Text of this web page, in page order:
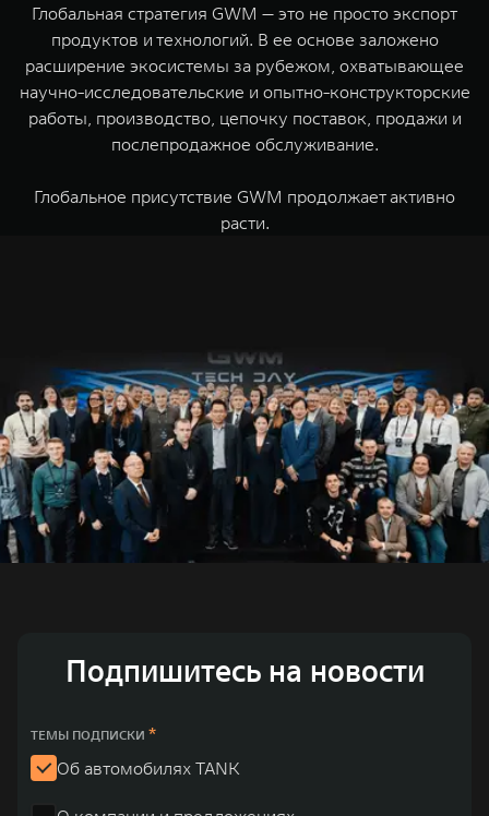
Глобальная стратегия GWM — это не просто экспорт
продуктов и технологий. В ее основе заложено
расширение экосистемы за рубежом, охватывающее
научно-исследовательские и опытно-конструкторские
работы, производство, цепочку поставок, продажи и
послепродажное обслуживание.
Глобальное присутствие GWM продолжает активно
расти.
Подпишитесь на новости
ТЕМЫ ПОДПИСКИ *
Об автомобилях TANK